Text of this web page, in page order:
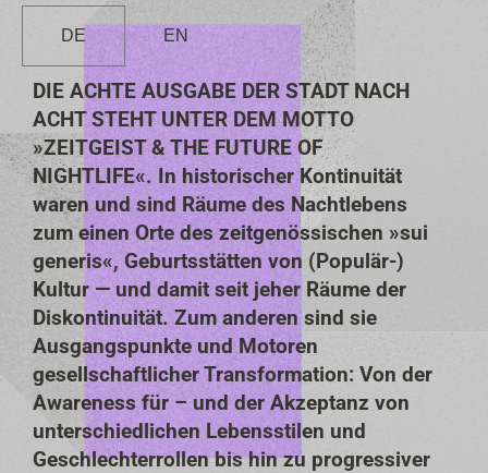
DE EN
DIE ACHTE AUSGABE DER STADT NACH
ACHT STEHT UNTER DEM MOTTO
»ZEITGEIST & THE FUTURE OF
NIGHTLIFE«. In historischer Kontinuität
waren und sind Räume des Nachtlebens
zum einen Orte des zeitgenössischen »sui
generis«, Geburtsstätten von (Populär-)
Kultur — und damit seit jeher Räume der
Diskontinuität. Zum anderen sind sie
Ausgangspunkte und Motoren
gesellschaftlicher Transformation: Von der
Awareness für – und der Akzeptanz von
unterschiedlichen Lebensstilen und
Geschlechterrollen bis hin zu progressiver